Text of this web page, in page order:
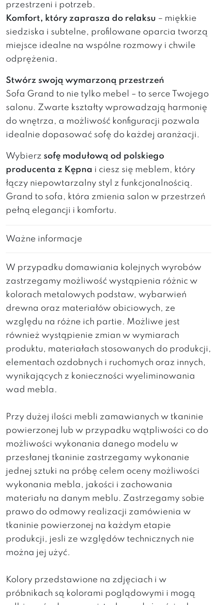
przestrzeni i potrzeb.
Komfort, który zaprasza do relaksu – miękkie
siedziska i subtelne, profilowane oparcia tworzą
miejsce idealne na wspólne rozmowy i chwile
odprężenia.
Stwórz swoją wymarzoną przestrzeń
Sofa Grand to nie tylko mebel – to serce Twojego
salonu. Zwarte kształty wprowadzają harmonię
do wnętrza, a możliwość konfiguracji pozwala
idealnie dopasować sofę do każdej aranżacji.
Wybierz sofę modułową od polskiego
producenta z Kępna i ciesz się meblem, który
łączy niepowtarzalny styl z funkcjonalnością.
Grand to sofa, która zmienia salon w przestrzeń
pełną elegancji i komfortu.
Ważne informacje
W przypadku domawiania kolejnych wyrobów
zastrzegamy możliwość wystąpienia różnic w
kolorach metalowych podstaw, wybarwień
drewna oraz materiałów obiciowych, ze
względu na różne ich partie. Możliwe jest
również wystąpienie zmian w wymiarach
produktu, materiałach stosowanych do produkcji,
elementach ozdobnych i ruchomych oraz innych,
wynikających z konieczności wyeliminowania
wad mebla.
Przy dużej ilości mebli zamawianych w tkaninie
powierzonej lub w przypadku wątpliwości co do
możliwości wykonania danego modelu w
przesłanej tkaninie zastrzegamy wykonanie
jednej sztuki na próbę celem oceny możliwości
wykonania mebla, jakości i zachowania
materiału na danym meblu. Zastrzegamy sobie
prawo do odmowy realizacji zamówienia w
tkaninie powierzonej na każdym etapie
produkcji, jesli ze względów technicznych nie
można jej użyć.
Kolory przedstawione na zdjęciach i w
próbnikach są kolorami poglądowymi i mogą